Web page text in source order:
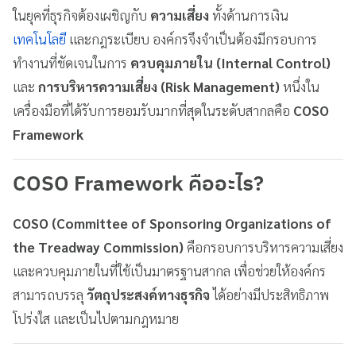
ในยุคที่ธุรกิจต้องเผชิญกับ ความเสี่ยงทั้งด้านการเงิน
เทคโนโลยี และกฎระเบียบ องค์กรจึงจำเป็นต้องมีกรอบการ
ทำงานที่ชัดเจนในการ ควบคุมภายใน (Internal Control)
และ การบริหารความเสี่ยง (Risk Management) หนึ่งใน
เครื่องมือที่ได้รับการยอมรับมากที่สุดในระดับสากลคือ COSO
Framework
COSO Framework คืออะไร?
COSO (Committee of Sponsoring Organizations of
the Treadway Commission) คือกรอบการบริหารความเสี่ยง
และควบคุมภายในที่ใช้เป็นมาตรฐานสากล เพื่อช่วยให้องค์กร
สามารถบรรลุ วัตถุประสงค์ทางธุรกิจได้อย่างมีประสิทธิภาพ
โปร่งใส และเป็นไปตามกฎหมาย